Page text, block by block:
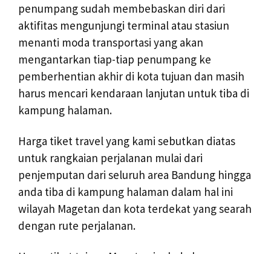
penumpang sudah membebaskan diri dari
aktifitas mengunjungi terminal atau stasiun
menanti moda transportasi yang akan
mengantarkan tiap-tiap penumpang ke
pemberhentian akhir di kota tujuan dan masih
harus mencari kendaraan lanjutan untuk tiba di
kampung halaman.
Harga tiket travel yang kami sebutkan diatas
untuk rangkaian perjalanan mulai dari
penjemputan dari seluruh area Bandung hingga
anda tiba di kampung halaman dalam hal ini
wilayah Magetan dan kota terdekat yang searah
dengan rute perjalanan.